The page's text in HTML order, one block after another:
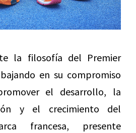
la filosofía del Premier
en su compromiso
el desarrollo, la
y el crecimiento del
francesa, presente